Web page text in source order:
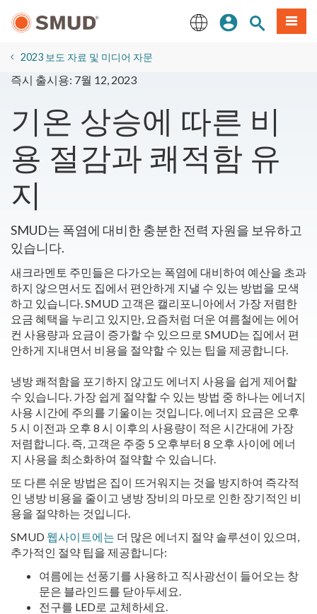
로그인사이트 검색
메뉴
2023 보도 자료 및 미디어 자문
즉시 출시용: 7월 12, 2023
기온 상승에 따른 비
용 절감과 쾌적함 유
지
SMUD는 폭염에 대비한 충분한 전력 자원을 보유하고
있습니다.
새크라멘토 주민들은 다가오는 폭염에 대비하여 예산을 초과
하지 않으면서도 집에서 편안하게 지낼 수 있는 방법을 모색
하고 있습니다. SMUD 고객은 캘리포니아에서 가장 저렴한
요금 혜택을 누리고 있지만, 요즘처럼 더운 여름철에는 에어
컨 사용량과 요금이 증가할 수 있으므로 SMUD는 집에서 편
안하게 지내면서 비용을 절약할 수 있는 팁을 제공합니다.
냉방 쾌적함을 포기하지 않고도 에너지 사용을 쉽게 제어할
수 있습니다. 가장 쉽게 절약할 수 있는 방법 중 하나는 에너지
사용 시간에 주의를 기울이는 것입니다. 에너지 요금은 오후
5 시 이전과 오후 8 시 이후의 사용량이 적은 시간대에 가장
저렴합니다. 즉, 고객은 주중 5 오후부터 8 오후 사이에 에너
지 사용을 최소화하여 절약할 수 있습니다.
또 다른 쉬운 방법은 집이 뜨거워지는 것을 방지하여 즉각적
인 냉방 비용을 줄이고 냉방 장비의 마모로 인한 장기적인 비
용을 절약하는 것입니다.
SMUD 웹사이트에는 더 많은 에너지 절약 솔루션이 있으며,
추가적인 절약 팁을 제공합니다:
여름에는 선풍기를 사용하고 직사광선이 들어오는 창
문은 블라인드를 닫아두세요.
전구를 LED로 교체하세요.